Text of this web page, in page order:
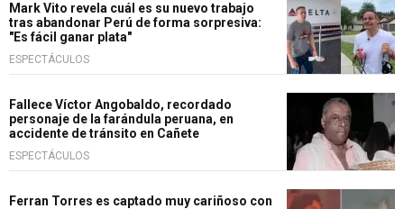
Mark Vito revela cuál es su nuevo trabajo
tras abandonar Perú de forma sorpresiva:
"Es fácil ganar plata"
ESPECTÁCULOS
Fallece Víctor Angobaldo, recordado
personaje de la farándula peruana, en
accidente de tránsito en Cañete
ESPECTÁCULOS
Ferran Torres es captado muy cariñoso con